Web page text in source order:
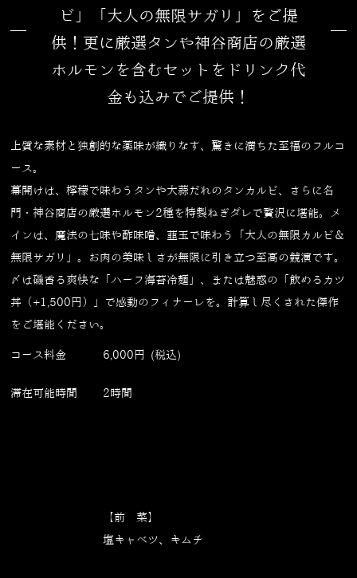
ビ」「大人の無限サガリ」をご提
供！更に厳選タンや神谷商店の厳選
ホルモンを含むセットをドリンク代
金も込みでご提供！
上質な素材と独創的な薬味が織りなす、驚きに満ちた至福のフルコ
ース。
幕開けは、檸檬で味わうタンや大蒜だれのタンカルビ、さらに名
門・神谷商店の厳選ホルモン2種を特製ねぎダレで贅沢に堪能。メ
インは、魔法の七味や酢味噌、韮玉で味わう「大人の無限カルビ＆
無限サガリ」。お肉の美味しさが無限に引き立つ至高の競演です。
〆は磯香る爽快な「ハーフ海苔冷麺」、または魅惑の「飲めるカツ
丼（+1,500円）」で感動のフィナーレを。計算し尽くされた傑作
をご堪能ください。
コース料金 6,000円 (税込)
滞在可能時間 2時間
【前 菜】
塩キャベツ、キムチ